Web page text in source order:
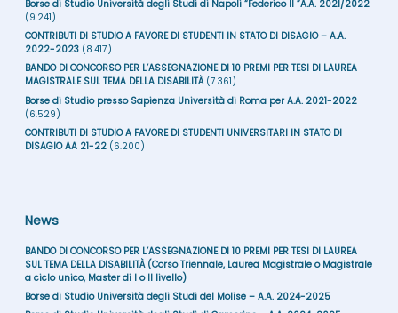
Borse di Studio Università degli Studi di Napoli “Federico II ”A.A. 2021/2022
(9.241)
CONTRIBUTI DI STUDIO A FAVORE DI STUDENTI IN STATO DI DISAGIO – A.A.
2022-2023 (8.417)
BANDO DI CONCORSO PER L’ASSEGNAZIONE DI 10 PREMI PER TESI DI LAUREA
MAGISTRALE SUL TEMA DELLA DISABILITÀ (7.361)
Borse di Studio presso Sapienza Università di Roma per A.A. 2021-2022
(6.529)
CONTRIBUTI DI STUDIO A FAVORE DI STUDENTI UNIVERSITARI IN STATO DI
DISAGIO AA 21-22 (6.200)
News
BANDO DI CONCORSO PER L’ASSEGNAZIONE DI 10 PREMI PER TESI DI LAUREA
SUL TEMA DELLA DISABILITÀ (Corso Triennale, Laurea Magistrale o Magistrale
a ciclo unico, Master di I o II livello)
Borse di Studio Università degli Studi del Molise – A.A. 2024-2025